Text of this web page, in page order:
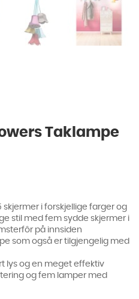
Taklampe
i forskjellige farger og
stil med fem sydde skjermer i
på innsiden
som også er tilgjengelig med
lys og en meget effektiv
og fem lamper med